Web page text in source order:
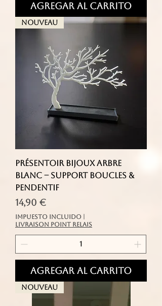
Agregar al carrito
Nouveau
Présentoir Bijoux Arbre
Blanc – Support Boucles &
pendentif
Precio
14,90 €
Impuesto incluido
livraison point relais
Agregar al carrito
Nouveau